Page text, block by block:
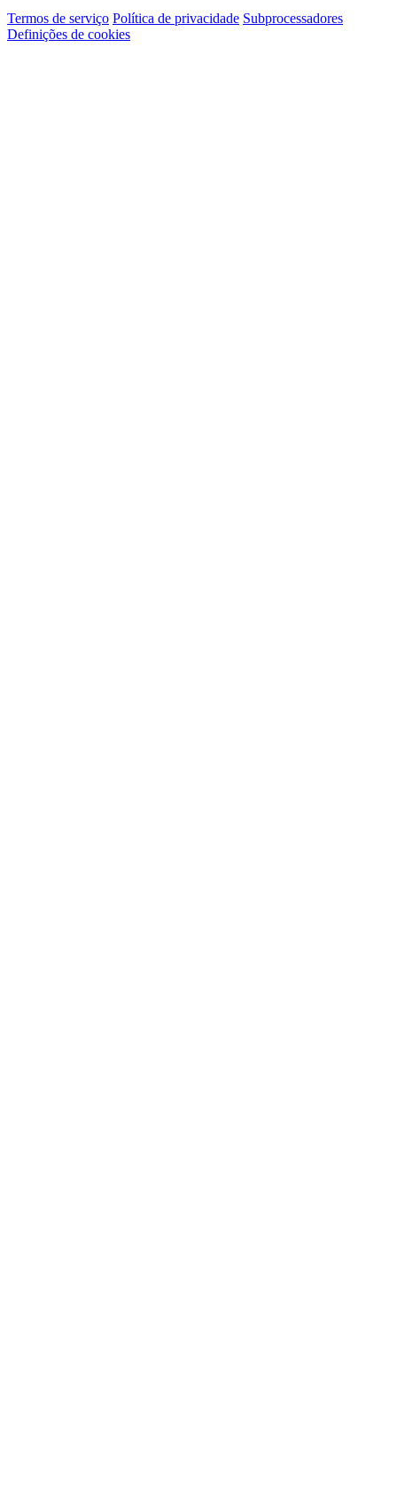
Termos de serviço Política de privacidade Subprocessadores
Definições de cookies